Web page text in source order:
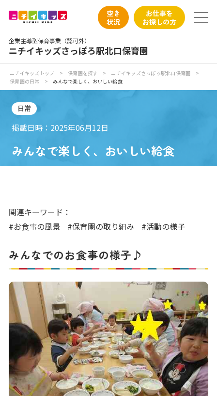
企業主導型保育事業（認可外）
ニチイキッズさっぽろ駅北口保育園
空き
状況
お仕事を
お探しの方
ニチイが大切にしていること
お食事
入園の概要
写真販売サービス
各種書類
よくあるご質問
保育園に関するお問い合わせ
プライバシーポリシー サイトのご利用について
サイトマップ ニチイ学館オフィシャルサイト
ニチイキッズトップ > 保育園を探す > ニチイキッズさっぽろ駅北口保育園
>
保育園の日常
> みんなで楽しく、おいしい給食
日常
掲載日時：2025年06月12日
みんなで楽しく、おいしい給食
関連キーワード：
#お食事の風景
#保育園の取り組み #活動の様子
みんなでのお食事の様子♪